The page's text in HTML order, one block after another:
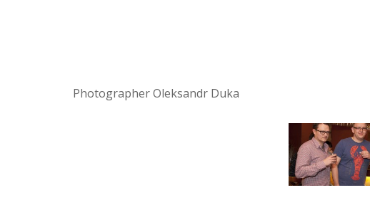
Photographer Oleksandr Duka